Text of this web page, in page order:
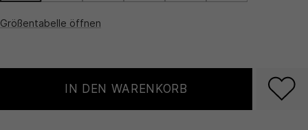
Größentabelle öffnen
IN DEN WARENKORB